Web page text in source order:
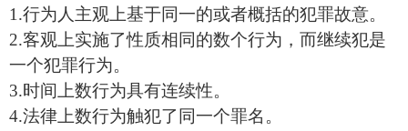
1.行为人主观上基于同一的或者概括的犯罪故意。
2.客观上实施了性质相同的数个行为，而继续犯是
一个犯罪行为。
3.时间上数行为具有连续性。
4.法律上数行为触犯了同一个罪名。